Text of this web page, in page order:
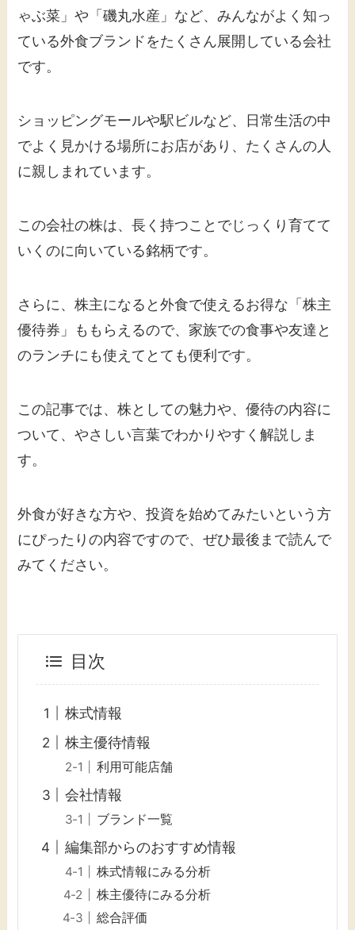
ゃぶ菜」や「磯丸水産」など、みんながよく知っ
ている外食ブランドをたくさん展開している会社
です。
ショッピングモールや駅ビルなど、日常生活の中
でよく見かける場所にお店があり、たくさんの人
に親しまれています。
この会社の株は、長く持つことでじっくり育てて
いくのに向いている銘柄です。
さらに、株主になると外食で使えるお得な「株主
優待券」ももらえるので、家族での食事や友達と
のランチにも使えてとても便利です。
この記事では、株としての魅力や、優待の内容に
ついて、やさしい言葉でわかりやすく解説しま
す。
外食が好きな方や、投資を始めてみたいという方
にぴったりの内容ですので、ぜひ最後まで読んで
みてください。
目次
株式情報
株主優待情報
利用可能店舗
会社情報
ブランド一覧
編集部からのおすすめ情報
株式情報にみる分析
株主優待にみる分析
総合評価